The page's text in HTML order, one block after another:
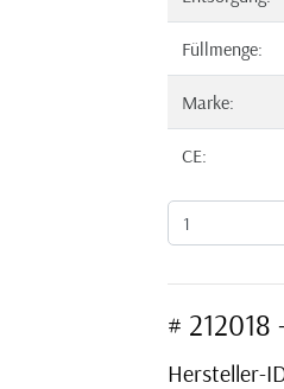
Füllmenge:
Marke:
CE:
#
Hersteller-